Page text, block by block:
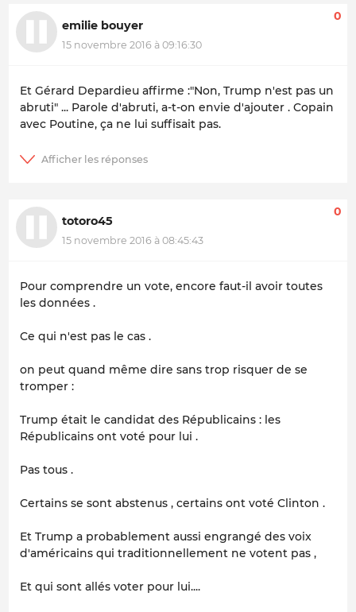
emilie bouyer
15 novembre 2016 à 09:16:30
0
Et Gérard Depardieu affirme :"Non, Trump n'est pas un
abruti" ... Parole d'abruti, a-t-on envie d'ajouter . Copain
avec Poutine, ça ne lui suffisait pas.
totoro45
15 novembre 2016 à 08:45:43
0
Pour comprendre un vote, encore faut-il avoir toutes
les données .
Ce qui n'est pas le cas .
on peut quand même dire sans trop risquer de se
tromper :
Trump était le candidat des Républicains : les
Républicains ont voté pour lui .
Pas tous .
Certains se sont abstenus , certains ont voté Clinton .
Et Trump a probablement aussi engrangé des voix
d'américains qui traditionnellement ne votent pas ,
Et qui sont allés voter pour lui....